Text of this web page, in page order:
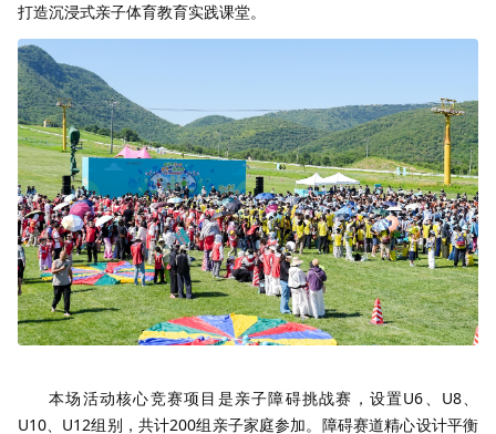
打造沉浸式亲子体育教育实践课堂。
本场活动核心竞赛项目是亲子障碍挑战赛，设置U6、U8、
U10、U12组别，共计200组亲子家庭参加。障碍赛道精心设计平衡